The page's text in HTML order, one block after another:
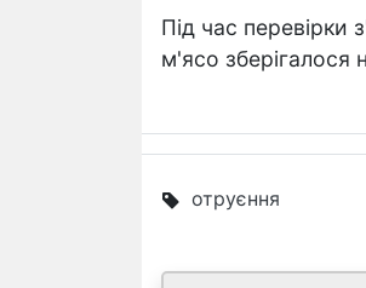
Під час
м'ясо зберігалося
отруєння